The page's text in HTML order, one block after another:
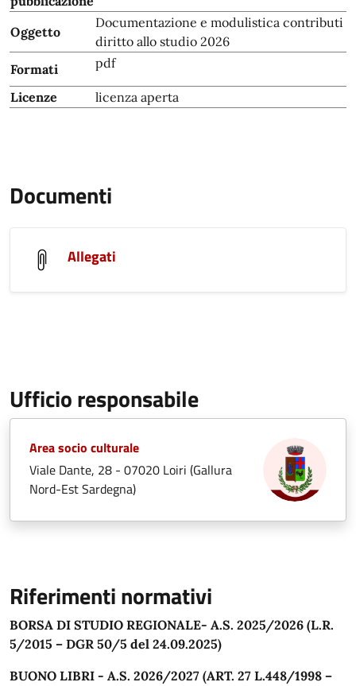
Oggetto
Documentazione e modulistica contributi
diritto allo studio 2026
Formati
pdf
Licenze licenza aperta
Documenti
Allegati
Ufficio responsabile
Area socio culturale
Viale Dante, 28 - 07020 Loiri (Gallura
Nord-Est Sardegna)
Riferimenti normativi
BORSA DI STUDIO REGIONALE- A.S. 2025/2026 (L.R.
5/2015 – DGR 50/5 del 24.09.2025)
BUONO LIBRI - A.S. 2026/2027 (ART. 27 L.448/1998 –